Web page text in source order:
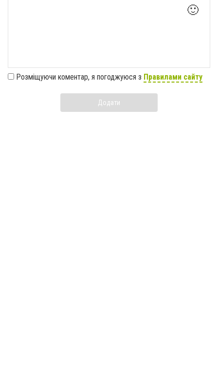
🙂
Розміщуючи коментар, я погоджуюся з Правилами сайту
Додати